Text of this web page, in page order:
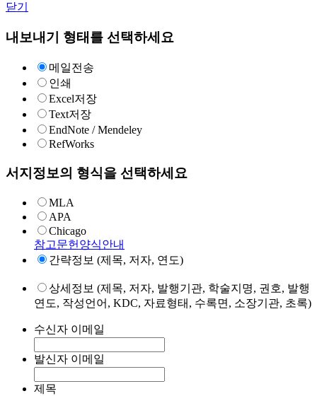
닫기
내보내기 형태를 선택하세요
메일전송
인쇄
Excel저장
Text저장
EndNote / Mendeley
RefWorks
서지정보의 형식을 선택하세요
MLA
APA
Chicago
참고문헌양식안내
간략정보 (제목, 저자, 연도)
상세정보 (제목, 저자, 발행기관, 학술지명, 권호, 발행
연도, 작성언어, KDC, 자료형태, 수록면, 소장기관, 초록)
수신자 이메일
발신자 이메일
제목